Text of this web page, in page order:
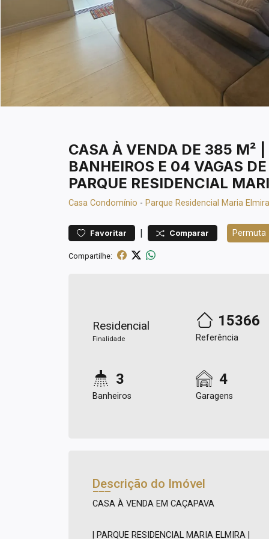
CASA À VENDA DE 385 M²
BANHEIROS E 04 VAGAS
PARQUE RESIDENCIAL
Casa Condomínio - Parque Residencial Maria Elmira
Favoritar | Comparar Permuta
Compartilhe:
Residencial
Finalidade
15366
Referência
3
Banheiros
4
Garagens
Descrição do Imóvel
CASA À VENDA EM CAÇAPAVA
| PARQUE RESIDENCIAL MARIA ELMIRA |